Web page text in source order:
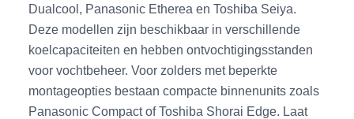
Dualcool, Panasonic Etherea en Toshiba Seiya.
Deze modellen zijn beschikbaar in verschillende
koelcapaciteiten en hebben ontvochtigingsstanden
voor vochtbeheer. Voor zolders met beperkte
montageopties bestaan compacte binnenunits zoals
Panasonic Compact of Toshiba Shorai Edge. Laat